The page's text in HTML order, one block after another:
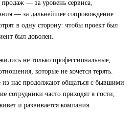
продаж — за уровень сервиса,
— за дальнейшее сопровождение
в одну сторону: чтобы проект был
был доволен.
не только профессиональные,
которые не хочется терять.
нас продолжают общаться с бывшими
сотрудники часто приходят в гости,
и развивается компания.